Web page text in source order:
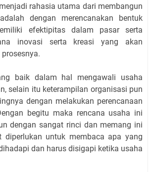
rahasia utama dari membangun
dengan merencanakan bentuk
efektipitas dalam pasar serta
inovasi serta kreasi yang akan
baik dalam hal mengawali usaha
selain itu keterampilan organisasi pun
dengan melakukan perencanaan
begitu maka rencana usaha ini
dengan sangat rinci dan memang ini
diperlukan untuk membaca apa yang
dan harus disigapi ketika usaha